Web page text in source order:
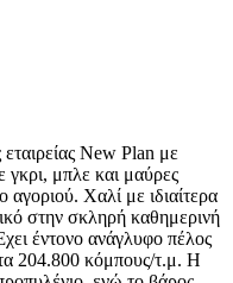
New Plan με
μπλε και μαύρες
αγοριού. Χαλί με ιδιαίτερα
στην σκληρή καθημερινή
έντονο ανάγλυφο πέλος
204.800 κόμπους/τ.μ. Η